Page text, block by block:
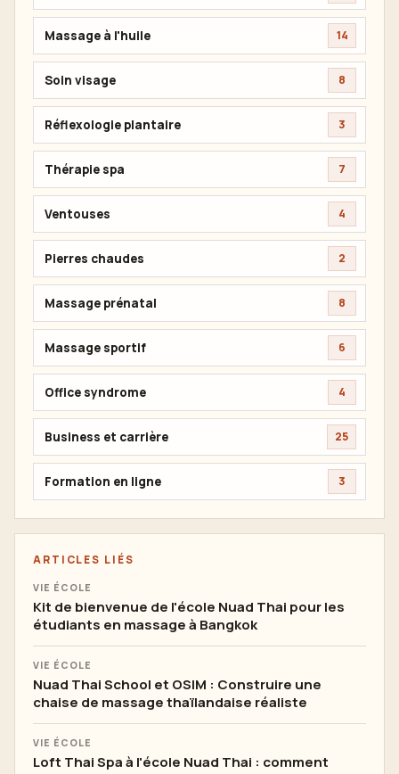
Massage à l'huile 14
Soin visage 8
Réflexologie plantaire 3
Thérapie spa 7
Ventouses 4
Pierres chaudes 2
Massage prénatal 8
Massage sportif 6
Office syndrome 4
Business et carrière 25
Formation en ligne 3
ARTICLES LIÉS
VIE ÉCOLE
Kit de bienvenue de l'école Nuad Thai pour les
étudiants en massage à Bangkok
VIE ÉCOLE
Nuad Thai School et OSIM : Construire une
chaise de massage thaïlandaise réaliste
VIE ÉCOLE
Loft Thai Spa à l'école Nuad Thai : comment